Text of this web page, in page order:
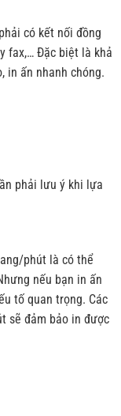
có kết nối đồng
fax,… Đặc biệt là khả
in ấn nhanh chóng.
phải lưu ý khi lựa
phút là có thể
nếu bạn in ấn
tố quan trọng. Các
sẽ đảm bảo in được